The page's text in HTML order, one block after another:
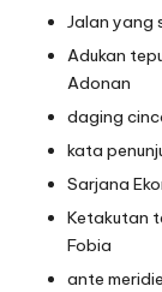
Jalan yang
Adukan
Adonan
daging
kata
Sarjana
Ketakutan
Fobia
ante